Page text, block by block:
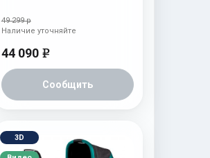
49 299 р
44 090 e
Сообщить
Наличие уточняйте
3D